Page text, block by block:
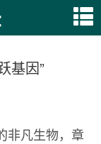
基因”
非凡生物，章